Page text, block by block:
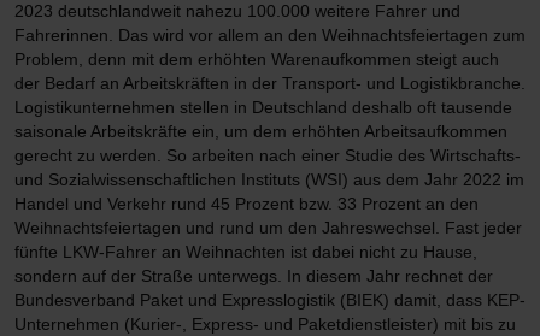
2023 deutschlandweit nahezu 100.000 weitere Fahrer und
Fahrerinnen. Das wird vor allem an den Weihnachtsfeiertagen zum
Problem, denn mit dem erhöhten Warenaufkommen steigt auch
der Bedarf an Arbeitskräften in der Transport- und Logistikbranche.
Logistikunternehmen stellen in Deutschland deshalb oft tausende
saisonale Arbeitskräfte ein, um dem erhöhten Arbeitsaufkommen
gerecht zu werden. So arbeiten nach einer Studie des Wirtschafts-
und Sozialwissenschaftlichen Instituts (WSI) aus dem Jahr 2022 im
Handel und Verkehr rund 45 Prozent bzw. 33 Prozent an den
Weihnachtsfeiertagen und rund um den Jahreswechsel. Fast jeder
fünfte LKW-Fahrer an Weihnachten ist dabei nicht zu Hause,
sondern auf der Straße unterwegs. In diesem Jahr rechnet der
Bundesverband Paket und Expresslogistik (BIEK) damit, dass KEP-
Unternehmen (Kurier-, Express- und Paketdienstleister) mit bis zu